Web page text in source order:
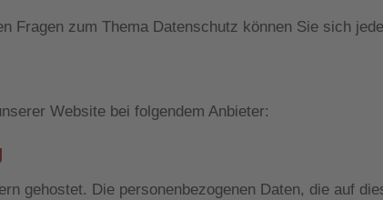
Fragen zum Thema Datenschutz können Sie sich
Website bei folgendem Anbieter:
gehostet. Die personenbezogenen Daten, die auf